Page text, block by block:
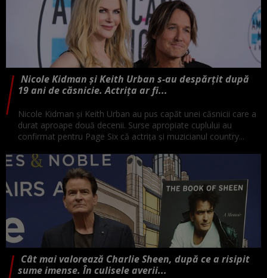
Nicole Kidman și Keith Urban s-au despărțit după
19 ani de căsnicie. Actrița ar fi...
Nicole Kidman și Keith Urban au pus capăt unei căsnicii care a
durat aproape două decenii. Surse apropiate cuplului au
confirmat pentru Page Six că actrița și muzicianul country...
Cât mai valorează Charlie Sheen, după ce a risipit
sume imense. În culisele averii...